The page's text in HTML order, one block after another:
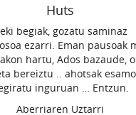
Huts
begiak, gozatu saminaz
ezarri. Eman pausoak
hartu, Ados bazaude,
bereiztu .. ahotsak
inguruan … Entzun.
Aberriaren Uztarri